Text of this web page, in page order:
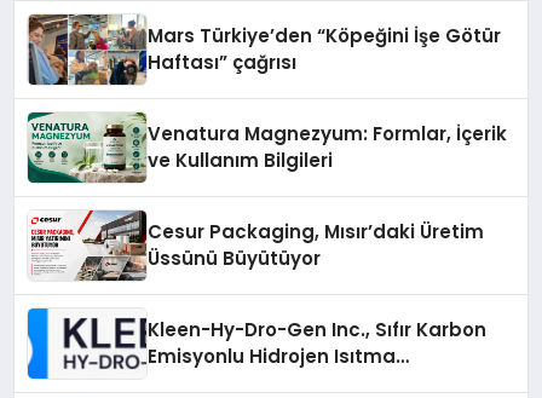
Mars Türkiye’den “Köpeğini İşe Götür
Haftası” çağrısı
Venatura Magnezyum: Formlar, İçerik
ve Kullanım Bilgileri
Cesur Packaging, Mısır’daki Üretim
Üssünü Büyütüyor
Kleen-Hy-Dro-Gen Inc., Sıfır Karbon
Emisyonlu Hidrojen Isıtma